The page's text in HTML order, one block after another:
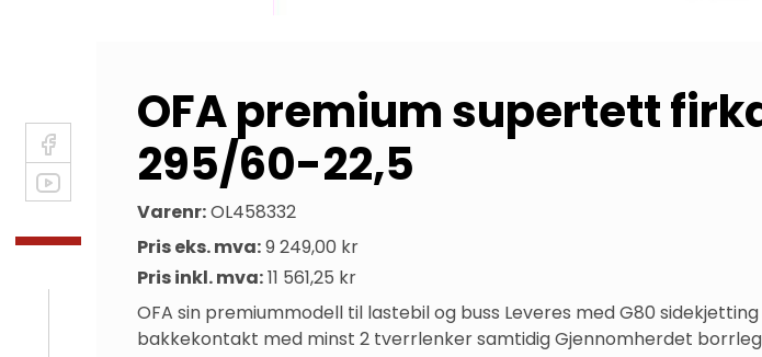
OFA premium supertett
295/60-22,5
Varenr:OL458332
Pris eks. mva:9 249,00 kr
Pris inkl. mva:11 561,25 kr
OFA sin premiummodell til lastebil og buss Leveres med G80
bakkekontakt med minst 2 tverrlenker samtidig Gjennomherdet